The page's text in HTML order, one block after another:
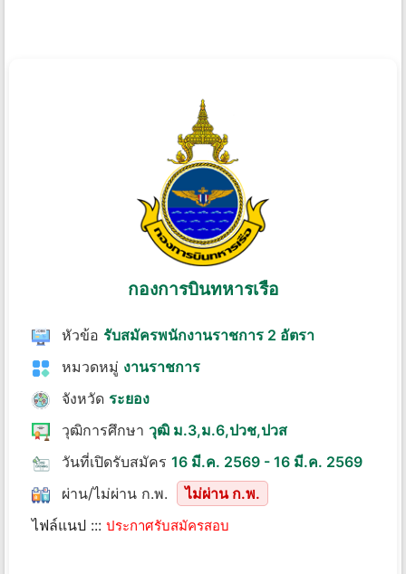
กองการบินทหารเรือ
หัวข้อ รับสมัครพนักงานราชการ 2 อัตรา
หมวดหมู่ งานราชการ
จังหวัด ระยอง
วุฒิการศึกษา วุฒิ ม.3,ม.6,ปวช,ปวส
วันที่เปิดรับสมัคร 16 มี.ค. 2569 - 16 มี.ค. 2569
ผ่าน/ไม่ผ่าน ก.พ.
ไม่ผ่าน ก.พ.
ไฟล์แนป ::: ประกาศรับสมัครสอบ